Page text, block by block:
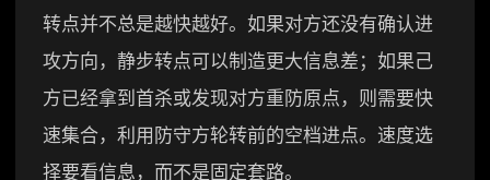
转点并不总是越快越好。如果对方还没有确认进
攻方向，静步转点可以制造更大信息差；如果己
方已经拿到首杀或发现对方重防原点，则需要快
速集合，利用防守方轮转前的空档进点。速度选
择要看信息，而不是固定套路。